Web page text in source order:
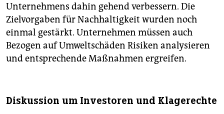
Unternehmens dahin gehend verbessern. Die
Zielvorgaben für Nachhaltigkeit wurden noch
einmal gestärkt. Unternehmen müssen auch
Bezogen auf Umweltschäden Risiken analysieren
und entsprechende Maßnahmen ergreifen.
Diskussion um Investoren und Klagerechte